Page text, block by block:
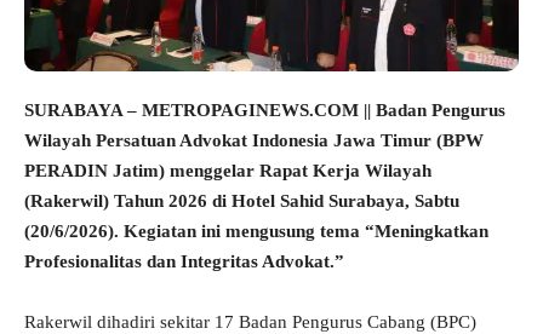
SURABAYA – METROPAGINEWS.COM || Badan Pengurus
Wilayah Persatuan Advokat Indonesia Jawa Timur (BPW
PERADIN Jatim) menggelar Rapat Kerja Wilayah
(Rakerwil) Tahun 2026 di Hotel Sahid Surabaya, Sabtu
(20/6/2026). Kegiatan ini mengusung tema “Meningkatkan
Profesionalitas dan Integritas Advokat.”
Rakerwil dihadiri sekitar 17 Badan Pengurus Cabang (BPC)